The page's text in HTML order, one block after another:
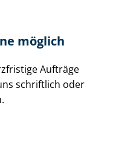
möglich
Aufträge
schriftlich oder